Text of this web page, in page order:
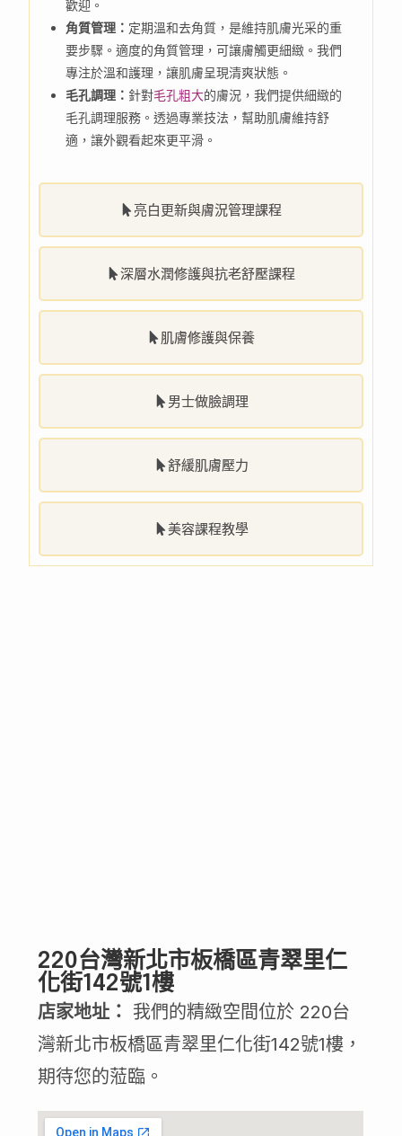
亮白更新與膚況管理課程
深層水潤修護與抗老舒壓課程
肌膚修護與保養
男士做臉調理
舒緩肌膚壓力
美容課程教學
歡迎。
角質管理： 定期溫和去角質，是維持肌膚光采的重
要步驟。適度的角質管理，可讓膚觸更細緻。我們
專注於溫和護理，讓肌膚呈現清爽狀態。
毛孔調理： 針對毛孔粗大的膚況，我們提供細緻的
毛孔調理服務。透過專業技法，幫助肌膚維持舒
適，讓外觀看起來更平滑。
220台灣新北市板橋區青翠里仁
化街142號1樓
店家地址： 我們的精緻空間位於 220台
灣新北市板橋區青翠里仁化街142號1樓，
期待您的蒞臨。